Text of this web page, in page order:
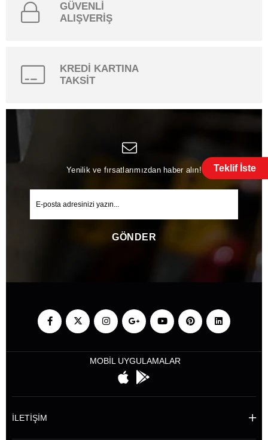
Teklif İste
GÜVENLİ
ALIŞVERİŞ
KREDİ KARTINA
TAKSİT
Yenilik ve fırsatlarımızdan haber alın!
GÖNDER
MOBİL UYGULAMALAR
İLETİŞİM